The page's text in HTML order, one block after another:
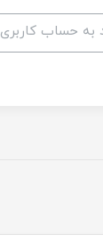
به حساب کاربری